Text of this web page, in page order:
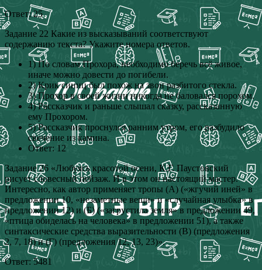
Ответ: 25
Задание 22 Какие из высказываний соответствуют
содержанию текста? Укажите номера ответов.
1) По словам Прохора, необходимо беречь всё живое,
иначе можно довести до погибели.
2) Крик синиц был похож на звон разбитого стекла.
3) Прохор в своей жизни никогда не баловался порохом.
4) Рассказчик и раньше слышал сказку, рассказанную
ему Прохором.
5) Рассказчик проснулся ранним утром, его разбудило
свечение из камина.
Ответ: 12
Задание 26 «Любуясь красотой осени, К.Г. Паустовский
рисует словесный пейзаж. И в этом он настоящий мастер.
Интересно, как автор применяет тропы (А) («жгучий иней» в
предложении 10, «незаметные вещи» и «случайная улыбка» в
предложении 12) и (Б) («загрустила земля» в предложении 49,
«птица обиделась на человека» в предложении 51), а также
синтаксические средства выразительности (В) (предложения
2, 7, 18) и (Г) (предложения 12, 13, 23)».
Ответ: 5481